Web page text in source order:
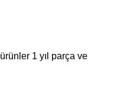
1 yıl parça ve